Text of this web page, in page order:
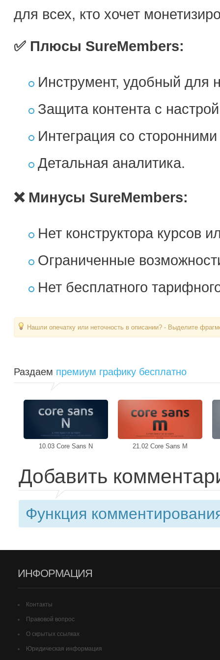
для всех, кто хочет
✅ Плюсы SureMembers:
Инструмент, удобный для
Защита контента с
Интеграция со
Детальная аналитика.
❌ Минусы SureMembers:
Нет конструктора курсов
Ограниченные
Нет бесплатного
Нашли опечатку или неточность в описании? - Выделите
Раздаем премиум графику бесплатно
10.03 Core Sans N 21.02 Core Sans M
Добавить
Функция
ИНФОРМАЦИЯ
Контакты
Правовой вопрос
О скрытых ссылках
Юридическая информация